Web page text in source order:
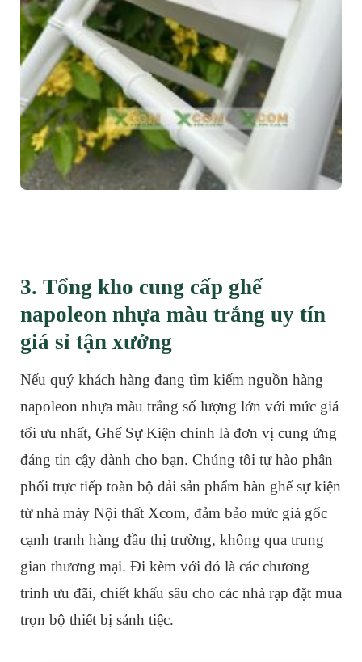
3. Tổng kho cung cấp ghế
napoleon nhựa màu trắng uy tín
giá sỉ tận xưởng
Nếu quý khách hàng đang tìm kiếm nguồn hàng
napoleon nhựa màu trắng số lượng lớn với mức giá
tối ưu nhất, Ghế Sự Kiện chính là đơn vị cung ứng
đáng tin cậy dành cho bạn. Chúng tôi tự hào phân
phối trực tiếp toàn bộ dải sản phẩm bàn ghế sự kiện
từ nhà máy Nội thất Xcom, đảm bảo mức giá gốc
cạnh tranh hàng đầu thị trường, không qua trung
gian thương mại. Đi kèm với đó là các chương
trình ưu đãi, chiết khấu sâu cho các nhà rạp đặt mua
trọn bộ thiết bị sảnh tiệc.